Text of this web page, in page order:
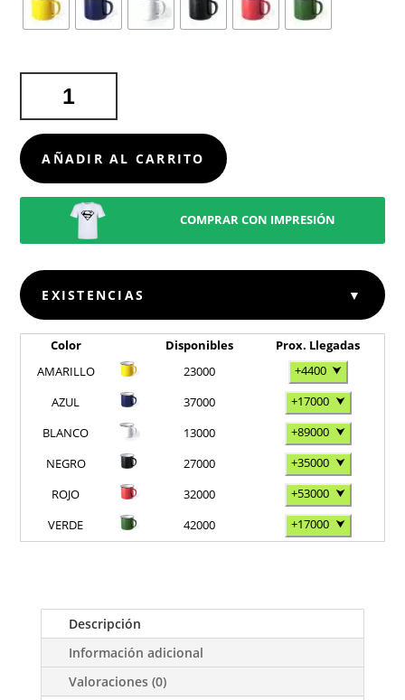
CANTIDAD
AÑADIR AL CARRITO
COMPRAR CON IMPRESIÓN
EXISTENCIAS ▼
Color Disponibles
Prox. Llegadas
AMARILLO
23000 +4400 ⮟
AZUL
37000 +17000 ⮟
BLANCO
13000 +89000 ⮟
NEGRO
27000 +35000 ⮟
ROJO
32000 +53000 ⮟
VERDE
42000 +17000 ⮟
Descripción
Información adicional
Valoraciones (0)